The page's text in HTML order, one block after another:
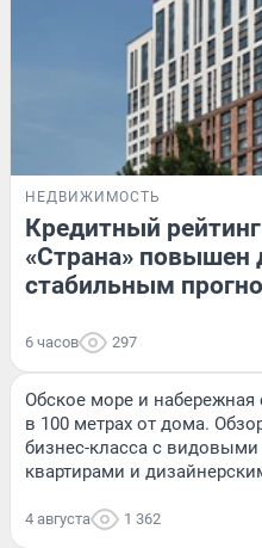
НЕДВИЖИМОСТЬ
Кредитный
«Страна» повышен
стабильным
6 часов 297
Обское море и
в 100 метрах от дома.
бизнес-класса с видовыми
квартирами и
4 августа 1 362